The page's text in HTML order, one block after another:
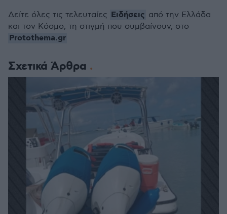
Σχετικά Άρθρα
Δείτε όλες τις τελευταίες Ειδήσεις από την Ελλάδα
και τον Κόσμο, τη στιγμή που συμβαίνουν, στο
Protothema.gr